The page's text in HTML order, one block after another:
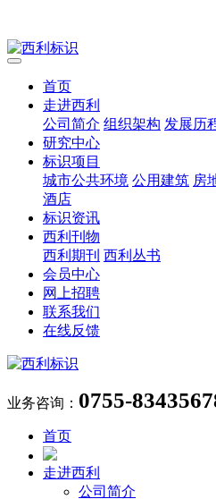
首页
走进西利
公司简介 组织架构 发展历
研究中心
标识项目
城市公共环境 公用建筑 房
酒店
标识资讯
西利刊物
西利期刊 西利丛书
会员中心
网上招聘
联系我们
在线反馈
业务咨询： 0755-
首页
走进西利
公司简介